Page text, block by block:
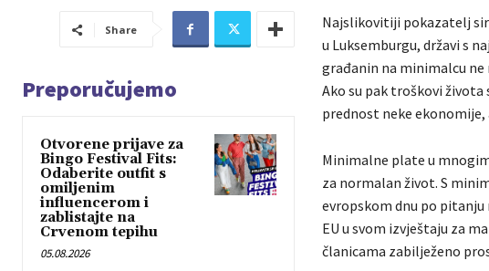
Share
Preporučujemo
Otvorene prijave za
Bingo Festival Fits:
Odaberite outfit s
omiljenim
influencerom i
zablistajte na
Crvenom tepihu
05.08.2026
Najslikovitiji pokazatelj
u Luksemburgu, državi s
građanin na minimalcu ne
Ako su pak troškovi
prednost neke
Minimalne plate u
za normalan život. S
evropskom dnu po
EU u svom izvještaju za
članicama zabilježeno